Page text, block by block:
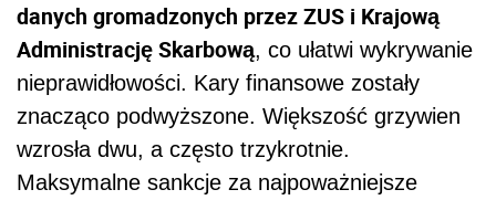
danych gromadzonych przez ZUS i Krajową
Administrację Skarbową, co ułatwi wykrywanie
nieprawidłowości. Kary finansowe zostały
znacząco podwyższone. Większość grzywien
wzrosła dwu, a często trzykrotnie.
Maksymalne sankcje za najpoważniejsze